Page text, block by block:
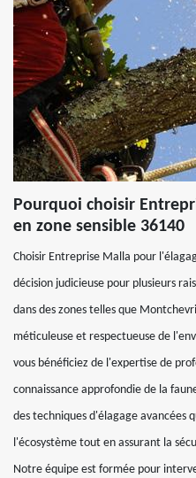
Pourquoi choisir
en zone sensible 36140
Choisir Entreprise Malla pour
décision judicieuse pour plusieurs
dans des zones telles que
méticuleuse et respectueuse de
vous bénéficiez de l'expertise de
connaissance approfondie de la
des techniques d'élagage avancées
l'écosystème tout en assurant la
Notre équipe est formée pour